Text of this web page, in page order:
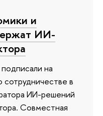
и
ИИ-
на
в
ИИ-решений
Совместная